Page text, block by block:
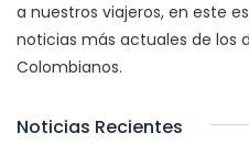
a nuestros viajeros, en este
noticias más actuales de los
Colombianos.
Noticias Recientes